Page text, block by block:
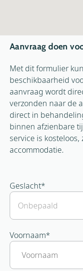
Aanvraag doen
Met dit formulier
beschikbaarheid
aanvraag wordt
verzonden naar de
direct in
binnen afzienbare
service is kosteloos,
accommodatie.
Geslacht*
Voornaam*